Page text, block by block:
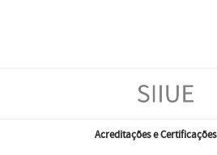
Acreditações e Certificações